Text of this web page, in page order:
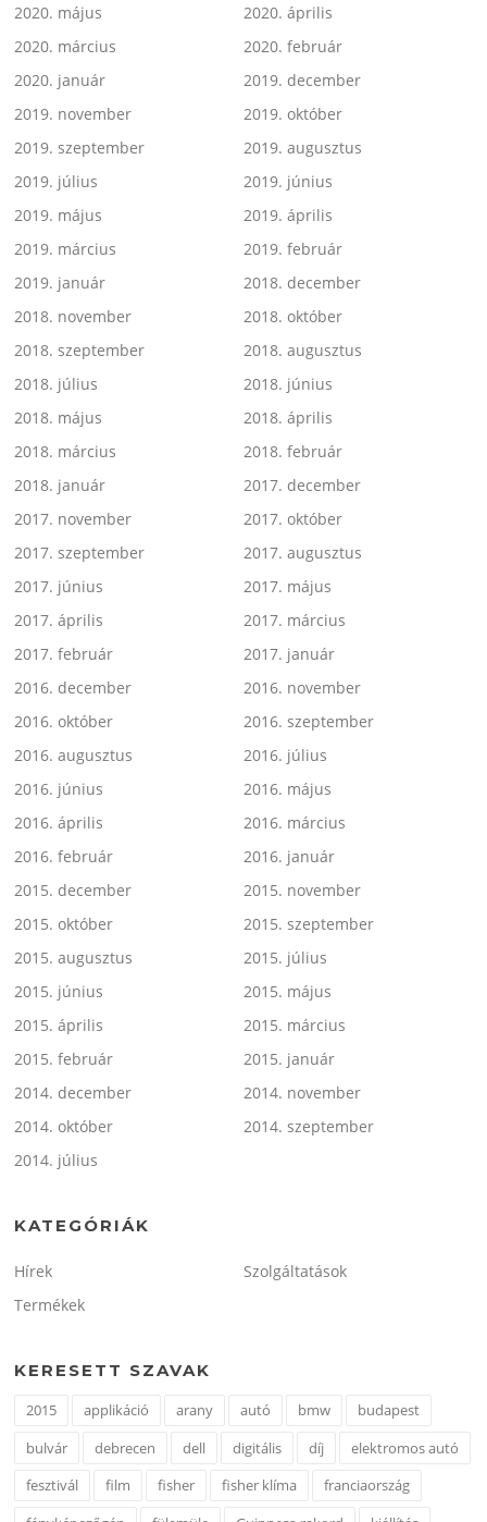
2020. május
2020. április
2020. március
2020. február
2020. január
2019. december
2019. november
2019. október
2019. szeptember
2019. augusztus
2019. július
2019. június
2019. május
2019. április
2019. március
2019. február
2019. január
2018. december
2018. november
2018. október
2018. szeptember
2018. augusztus
2018. július
2018. június
2018. május
2018. április
2018. március
2018. február
2018. január
2017. december
2017. november
2017. október
2017. szeptember
2017. augusztus
2017. június
2017. május
2017. április
2017. március
2017. február
2017. január
2016. december
2016. november
2016. október
2016. szeptember
2016. augusztus
2016. július
2016. június
2016. május
2016. április
2016. március
2016. február
2016. január
2015. december
2015. november
2015. október
2015. szeptember
2015. augusztus
2015. július
2015. június
2015. május
2015. április
2015. március
2015. február
2015. január
2014. december
2014. november
2014. október
2014. szeptember
2014. július
KATEGÓRIÁK
Hírek
Szolgáltatások
Termékek
KERESETT SZAVAK
2015 applikáció arany autó bmw
budapest
bulvár
debrecen dell digitális díj
elektromos autó
fesztivál
film fisher fisher klíma
franciaország